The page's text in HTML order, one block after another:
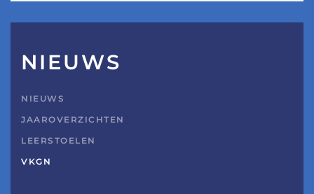
NIEUWS
NIEUWS
JAAROVERZICHTEN
LEERSTOELEN
VKGN